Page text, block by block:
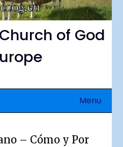
of God
Menu
– Cómo y Por